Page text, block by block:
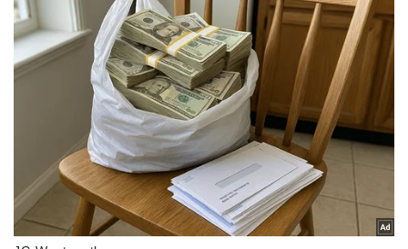
Thể thao
Bóng đá
Lịch thi đấu bóng đá
Thế giới thể thao
Ô tô - Xe máy
Ô tô
Xe máy
Tư vấn